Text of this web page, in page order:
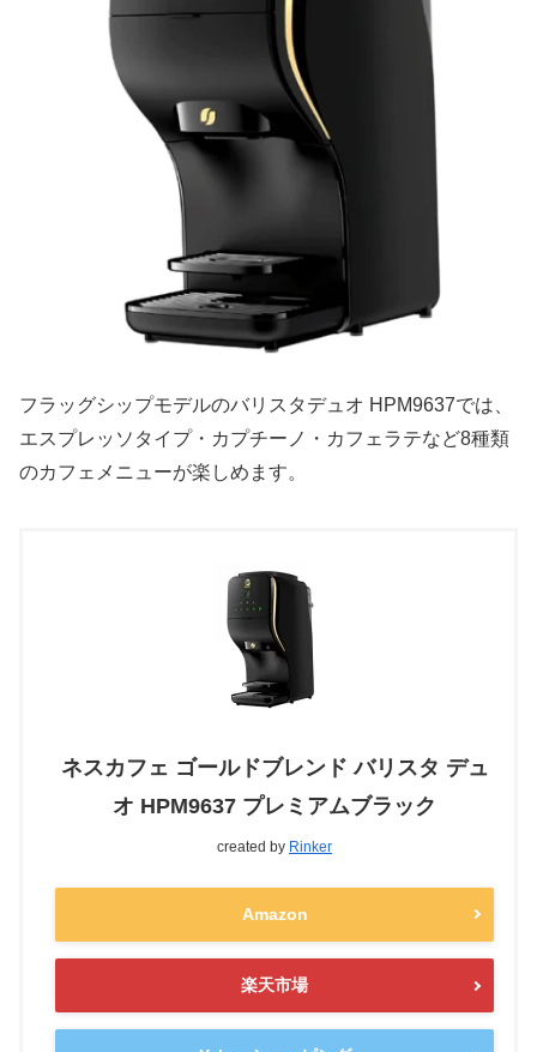
フラッグシップモデルのバリスタデュオ HPM9637では、
エスプレッソタイプ・カプチーノ・カフェラテなど8種類
のカフェメニューが楽しめます。
ネスカフェ ゴールドブレンド バリスタ デュ
オ HPM9637 プレミアムブラック
created by Rinker
Amazon
楽天市場